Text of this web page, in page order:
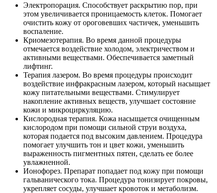
Электропорация. Способствует раскрытию пор, при
этом увеличивается проницаемость клеток. Помогает
очистить кожу от ороговевших частичек, уменьшить
воспаление.
Криомезотерапия. Во время данной процедуры
отмечается воздействие холодом, электричеством и
активными веществами. Обеспечивается заметный
лифтинг.
Терапия лазером. Во время процедуры происходит
воздействие инфракрасным лазером, который насыщает
кожу питательными веществами. Стимулирует
накопление активных веществ, улучшает состояние
кожи и микроциркуляцию.
Кислородная терапия. Кожа насыщается очищенным
кислородом при помощи сильной струи воздуха,
которая подается под высоким давлением. Процедура
помогает улучшить тон и цвет кожи, уменьшить
выраженность пигментных пятен, сделать ее более
увлажненной.
Ионофорез. Препарат попадает под кожу при помощи
гальванического тока. Процедура тонизирует покровы,
укрепляет сосуды, улучшает кровоток и метаболизм.